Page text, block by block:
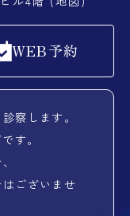
WEB予約
察します。
す。
ございませ